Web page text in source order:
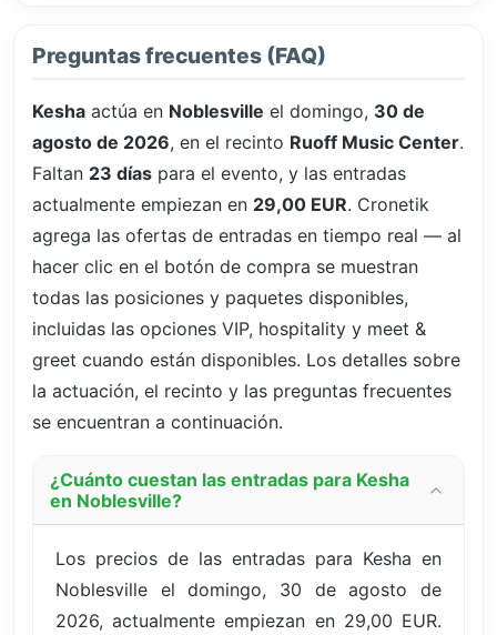
Preguntas frecuentes (FAQ)
Kesha actúa en Noblesville el domingo, 30 de
agosto de 2026, en el recinto Ruoff Music Center.
Faltan 23 días para el evento, y las entradas
actualmente empiezan en 29,00 EUR. Cronetik
agrega las ofertas de entradas en tiempo real — al
hacer clic en el botón de compra se muestran
todas las posiciones y paquetes disponibles,
incluidas las opciones VIP, hospitality y meet &
greet cuando están disponibles. Los detalles sobre
la actuación, el recinto y las preguntas frecuentes
se encuentran a continuación.
¿Cuánto cuestan las entradas para Kesha
en Noblesville?
Los precios de las entradas para Kesha en
Noblesville el domingo, 30 de agosto de
2026, actualmente empiezan en 29,00 EUR.